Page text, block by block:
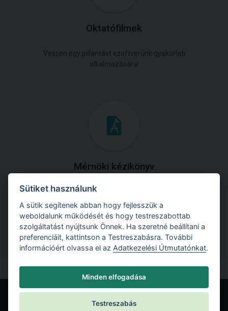
Oktatófilmek
Mérnöki kézikönyv
Töltse le útmutatónkat az összes elméleti anyaggal és
gyakorlati példával!
Sütiket használunk
A sütik segítenek abban hogy fejlesszük a
weboldalunk működését és hogy testreszabottab
szolgáltatást nyújtsunk Önnek. Ha szeretné beállítani a
preferenciáit, kattintson a Testreszabásra. További
információért olvassa el az Adatkezelési Útmutatónkat.
Minden elfogadása
Testreszabás